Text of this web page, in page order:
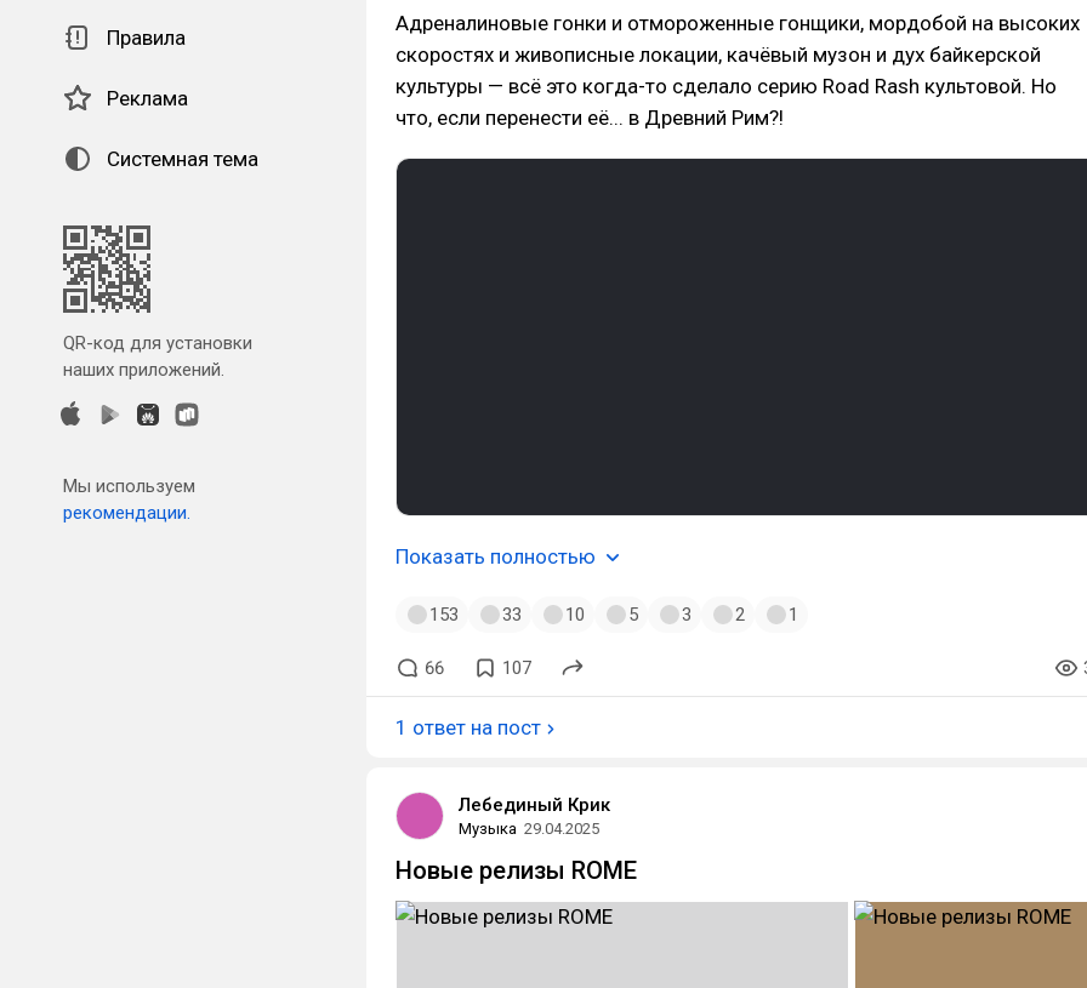
Правила
Реклама
Системная тема
QR-код для установки
наших приложений.
Мы используем
рекомендации.
Адреналиновые гонки и отмороженные гонщики, мордобой на высоких
скоростях и живописные локации, качёвый музон и дух байкерской
культуры — всё это когда-то сделало серию Road Rash культовой. Но
что, если перенести её... в Древний Рим?!
Показать полностью
153 33 10 5 3 2 1
66 107
1 ответ на пост
Лебединый Крик
Музыка 29.04.2025
Новые релизы ROME